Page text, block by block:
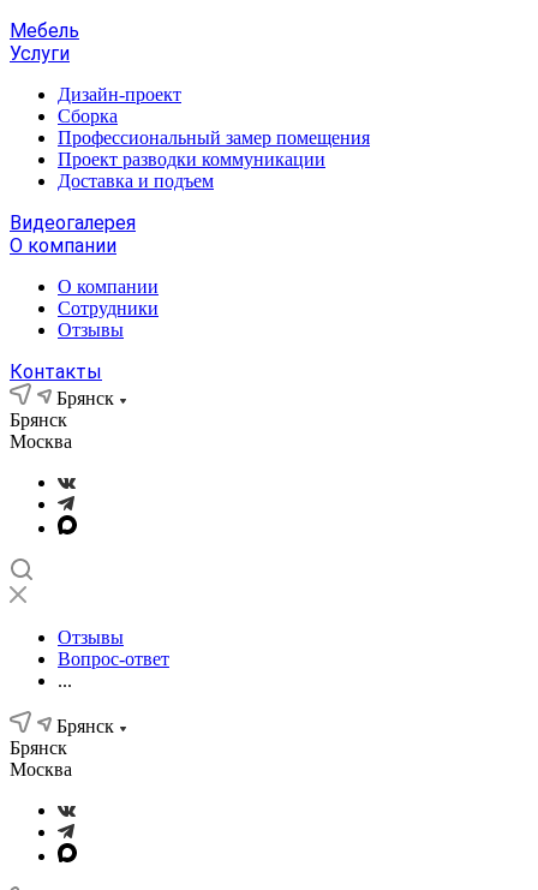
Мебель
Услуги
Дизайн-проект
Сборка
Профессиональный замер помещения
Проект разводки коммуникации
Доставка и подъем
Видеогалерея
О компании
О компании
Сотрудники
Отзывы
Контакты
Брянск
Брянск
Москва
Отзывы
Вопрос-ответ
...
Брянск
Брянск
Москва